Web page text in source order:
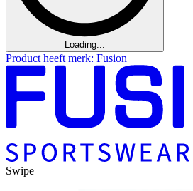
Loading...
Product heeft merk: Fusion
Swipe